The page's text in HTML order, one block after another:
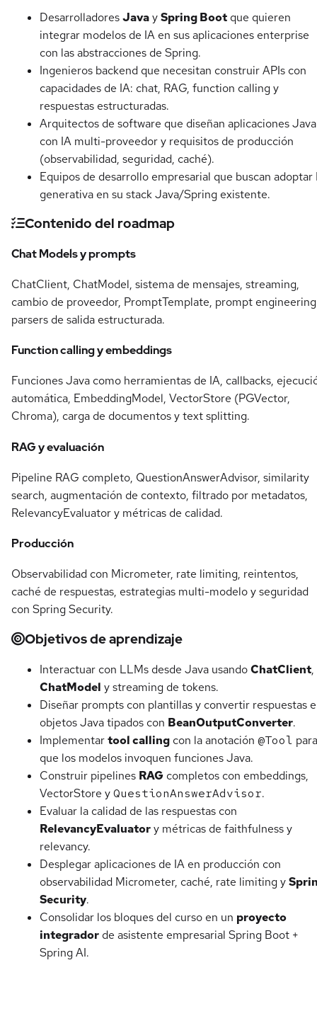
DesarrolladoresJavaySpring Boot que quieren
integrar modelos de IA en sus aplicaciones enterprise
con las abstracciones de Spring.
Ingenieros backend que necesitan construir APIs con
capacidades de IA: chat, RAG, function calling y
respuestas estructuradas.
Arquitectos de software que diseñan aplicaciones Java
con IA multi-proveedor y requisitos de producción
(observabilidad, seguridad, caché).
Equipos de desarrollo empresarial que buscan adoptar
generativa en su stack Java/Spring existente.
Contenido del roadmap
Chat Models y prompts
ChatClient, ChatModel, sistema de mensajes, streaming,
cambio de proveedor, PromptTemplate, prompt
parsers de salida estructurada.
Function calling y embeddings
Funciones Java como herramientas de IA, callbacks,
automática, EmbeddingModel, VectorStore (PGVector,
Chroma), carga de documentos y text splitting.
RAG y evaluación
Pipeline RAG completo, QuestionAnswerAdvisor, similarity
search, augmentación de contexto, filtrado por metadatos,
RelevancyEvaluator y métricas de calidad.
Producción
Observabilidad con Micrometer, rate limiting, reintentos,
caché de respuestas, estrategias multi-modelo y seguridad
con Spring Security.
Objetivos de aprendizaje
Interactuar con LLMs desde Java usandoChatClient,
ChatModel y streaming de tokens.
Diseñar prompts con plantillas y convertir respuestas
objetos Java tipados con BeanOutputConverter.
Implementartool calling con la anotación @Tool para
que los modelos invoquen funciones Java.
Construir pipelines RAG completos con embeddings,
VectorStore yQuestionAnswerAdvisor.
Evaluar la calidad de las respuestas con
RelevancyEvaluatory métricas de faithfulness y
relevancy.
Desplegar aplicaciones de IA en producción con
observabilidad Micrometer, caché, rate limiting y
Security.
Consolidar los bloques del curso en un proyecto
integrador de asistente empresarial Spring Boot +
Spring AI.